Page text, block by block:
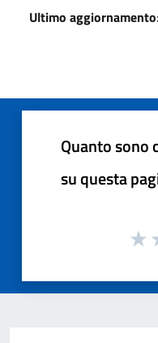
Ultimo aggiornamento
Quanto sono
su questa